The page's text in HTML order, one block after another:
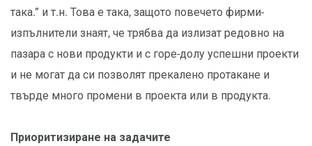
така.” и т.н. Това е така, защото повечето фирми-
изпълнители знаят, че трябва да излизат редовно на
пазара с нови продукти и с горе-долу успешни проекти
и не могат да си позволят прекалено протакане и
твърде много промени в проекта или в продукта.
Приоритизиране на задачите